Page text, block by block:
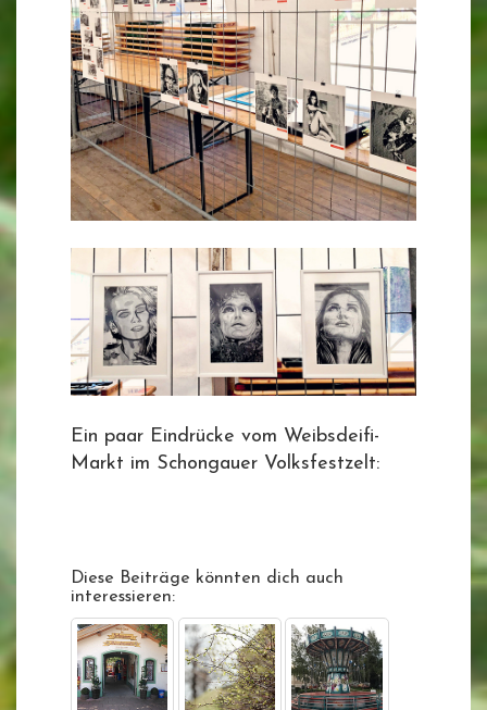
Ein paar Eindrücke vom Weibsdeifi-
Markt im Schongauer Volksfestzelt:
Diese Beiträge könnten dich auch
interessieren: